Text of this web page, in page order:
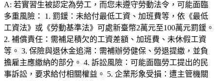
A: 若實習生被認定為勞工，而您未遵守勞動法令，可能面臨
多重風險： 1. 罰鍰：未給付最低工資、加班費等，依《最低
工資法》或《勞動基準法》可處新臺幣2萬元至100萬元罰鍰。
2. 補償責任：需補足積欠的工資差額、加班費、未休假工資
等。 3. 保險與退休金追溯：需補辦勞健保、勞退提繳，並負
擔雇主應繳納的部分。 4. 訴訟風險：可能面臨勞工提出的民
事訴訟，要求給付相關權益。 5. 企業形象受損：遭主管機關